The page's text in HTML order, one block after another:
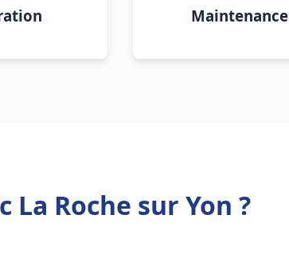
Maintenance
Roche sur Yon ?